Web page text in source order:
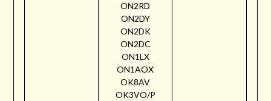
ON2RD
ON2DY
ON2DK
ON2DC
ON1LX
ON1AOX
OK8AV
OK3VO/P